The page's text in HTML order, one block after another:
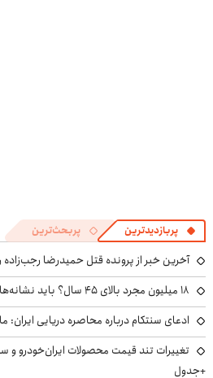
پربازدیدترین پربحث‌ترین
آخرین خبر از پرونده قتل حمیدرضا رجب‌زاده
۱۸ میلیون مجرد بالای ۴۵ سال؟ باید نشانه‌های بحران اجتماعی را جدی گرفت
ادعای سنتکام درباره محاصره دریایی ایران: مانع بیش
+جدول